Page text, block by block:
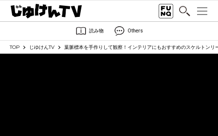
読み物 Others
TOP じゆけんTV 葉脈標本を手作りして観察！インテリアにもおすすめのスケルトンリ